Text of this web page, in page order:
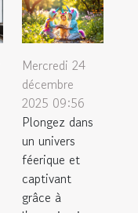
Mercredi 24
décembre
2025 09:56
Plongez dans
un univers
féerique et
captivant
grâce à